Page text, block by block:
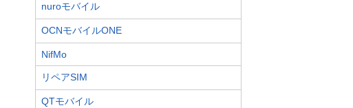
nuroモバイル
OCNモバイルONE
NifMo
リペアSIM
QTモバイル